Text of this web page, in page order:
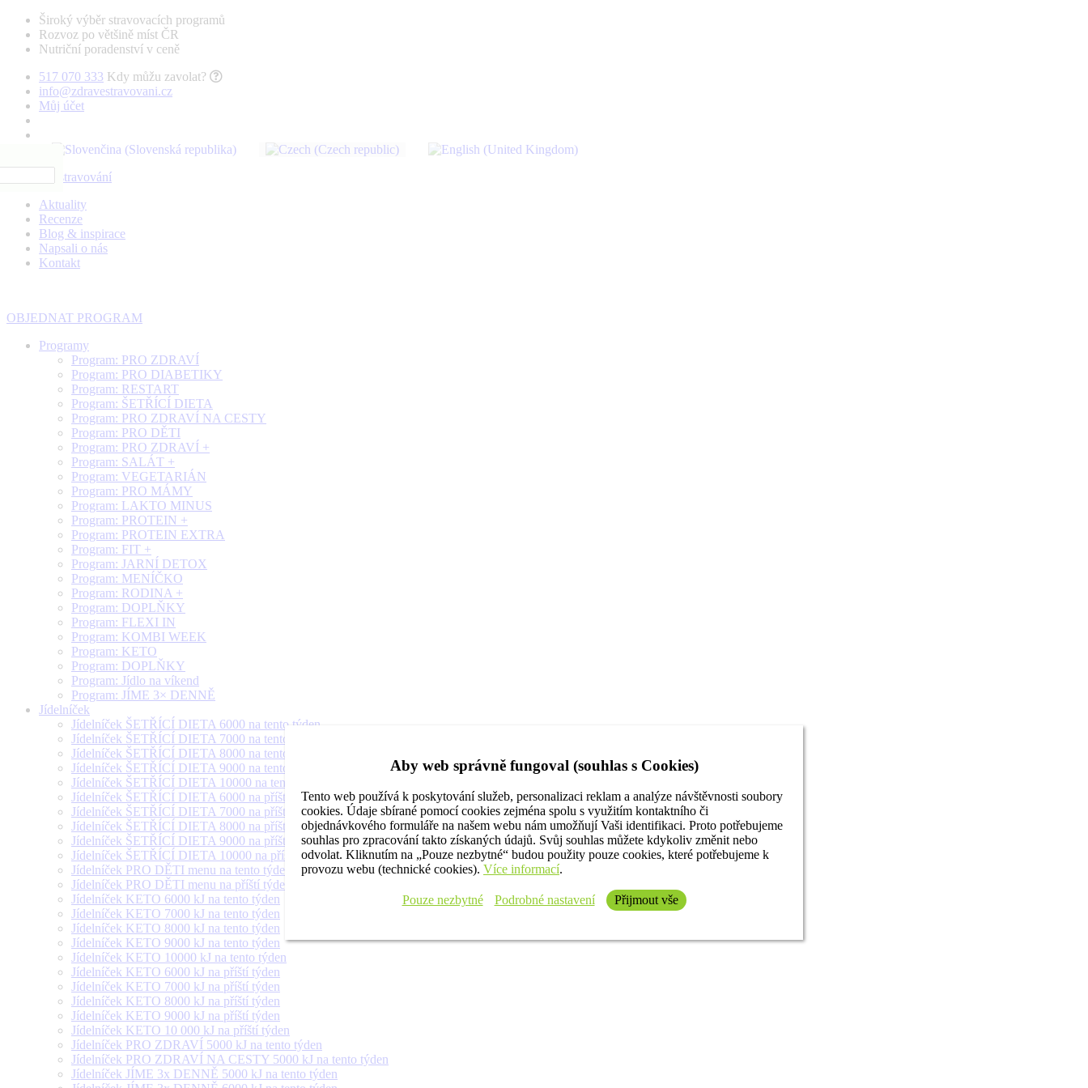
Aby web správně fungoval (souhlas s Cookies)
Tento web používá k poskytování služeb, personalizaci reklam a analýze návštěvnosti soubory
cookies. Údaje sbírané pomocí cookies zejména spolu s využitím kontaktního či
objednávkového formuláře na našem webu nám umožňují Vaši identifikaci. Proto potřebujeme
souhlas pro zpracování takto získaných údajů. Svůj souhlas můžete kdykoliv změnit nebo
odvolat. Kliknutím na „Pouze nezbytné“ budou použity pouze cookies, které potřebujeme k
provozu webu (technické cookies). Více informací.
Pouze nezbytné Podrobné nastavení Přijmout vše
Široký výběr stravovacích programů
Rozvoz po většině míst ČR
Nutriční poradenství v ceně
517 070 333 Kdy můžu zavolat?
info@zdravestravovani.cz
Můj účet
Aktuality
Recenze
Blog & inspirace
Napsali o nás
Kontakt
OBJEDNAT PROGRAM
Programy
Program: PRO ZDRAVÍ
Program: PRO DIABETIKY
Program: RESTART
Program: ŠETŘÍCÍ DIETA
Program: PRO ZDRAVÍ NA CESTY
Program: PRO DĚTI
Program: PRO ZDRAVÍ +
Program: SALÁT +
Program: VEGETARIÁN
Program: PRO MÁMY
Program: LAKTO MINUS
Program: PROTEIN +
Program: PROTEIN EXTRA
Program: FIT +
Program: JARNÍ DETOX
Program: MENÍČKO
Program: RODINA +
Program: DOPLŇKY
Program: FLEXI IN
Program: KOMBI WEEK
Program: KETO
Program: DOPLŇKY
Program: Jídlo na víkend
Program: JÍME 3× DENNĚ
Jídelníček
Jídelníček ŠETŘÍCÍ DIETA 6000 na tento týden
Jídelníček ŠETŘÍCÍ DIETA 7000 na tento týden
Jídelníček ŠETŘÍCÍ DIETA 8000 na tento týden
Jídelníček ŠETŘÍCÍ DIETA 9000 na tento týden
Jídelníček ŠETŘÍCÍ DIETA 10000 na tento týden
Jídelníček ŠETŘÍCÍ DIETA 6000 na příští týden
Jídelníček ŠETŘÍCÍ DIETA 7000 na příští týden
Jídelníček ŠETŘÍCÍ DIETA 8000 na příští týden
Jídelníček ŠETŘÍCÍ DIETA 9000 na příští týden
Jídelníček ŠETŘÍCÍ DIETA 10000 na příští týden
Jídelníček PRO DĚTI menu na tento týden
Jídelníček PRO DĚTI menu na příští týden
Jídelníček KETO 6000 kJ na tento týden
Jídelníček KETO 7000 kJ na tento týden
Jídelníček KETO 8000 kJ na tento týden
Jídelníček KETO 9000 kJ na tento týden
Jídelníček KETO 10000 kJ na tento týden
Jídelníček KETO 6000 kJ na příští týden
Jídelníček KETO 7000 kJ na příští týden
Jídelníček KETO 8000 kJ na příští týden
Jídelníček KETO 9000 kJ na příští týden
Jídelníček KETO 10 000 kJ na příští týden
Jídelníček PRO ZDRAVÍ 5000 kJ na tento týden
Jídelníček PRO ZDRAVÍ NA CESTY 5000 kJ na tento týden
Jídelníček JÍME 3x DENNĚ 5000 kJ na tento týden